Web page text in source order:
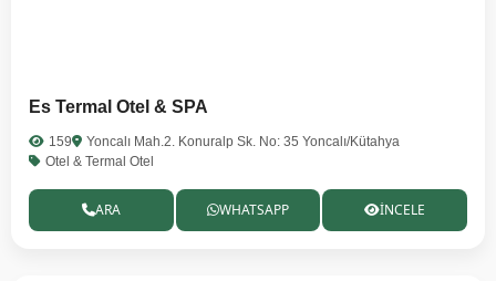
Es Termal Otel & SPA
159
Yoncalı Mah.2. Konuralp Sk. No: 35 Yoncalı/Kütahya
Otel & Termal Otel
ARA WHATSAPP İNCELE